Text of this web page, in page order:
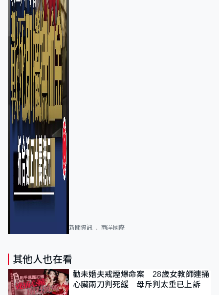
新聞資訊 兩岸國際
其他人也在看
勸未婚夫戒煙爆命案 28歲女教師連捅
心臟兩刀判死緩 母斥判太重已上訴